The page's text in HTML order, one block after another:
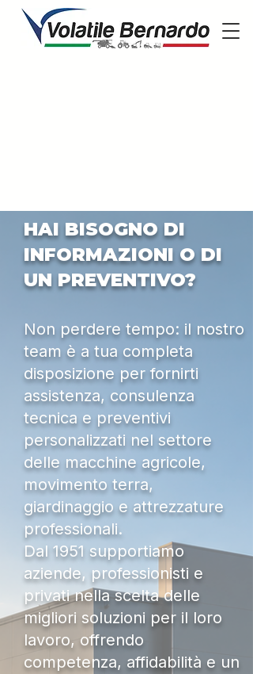
HAI BISOGNO DI
INFORMAZIONI O DI
UN PREVENTIVO?
Non perdere tempo: il nostro
team è a tua completa
disposizione per fornirti
assistenza, consulenza
tecnica e preventivi
personalizzati nel settore
delle macchine agricole,
movimento terra,
giardinaggio e attrezzature
professionali.
Dal 1951 supportiamo
aziende, professionisti e
privati nella scelta delle
migliori soluzioni per il loro
lavoro, offrendo
competenza, affidabilità e un